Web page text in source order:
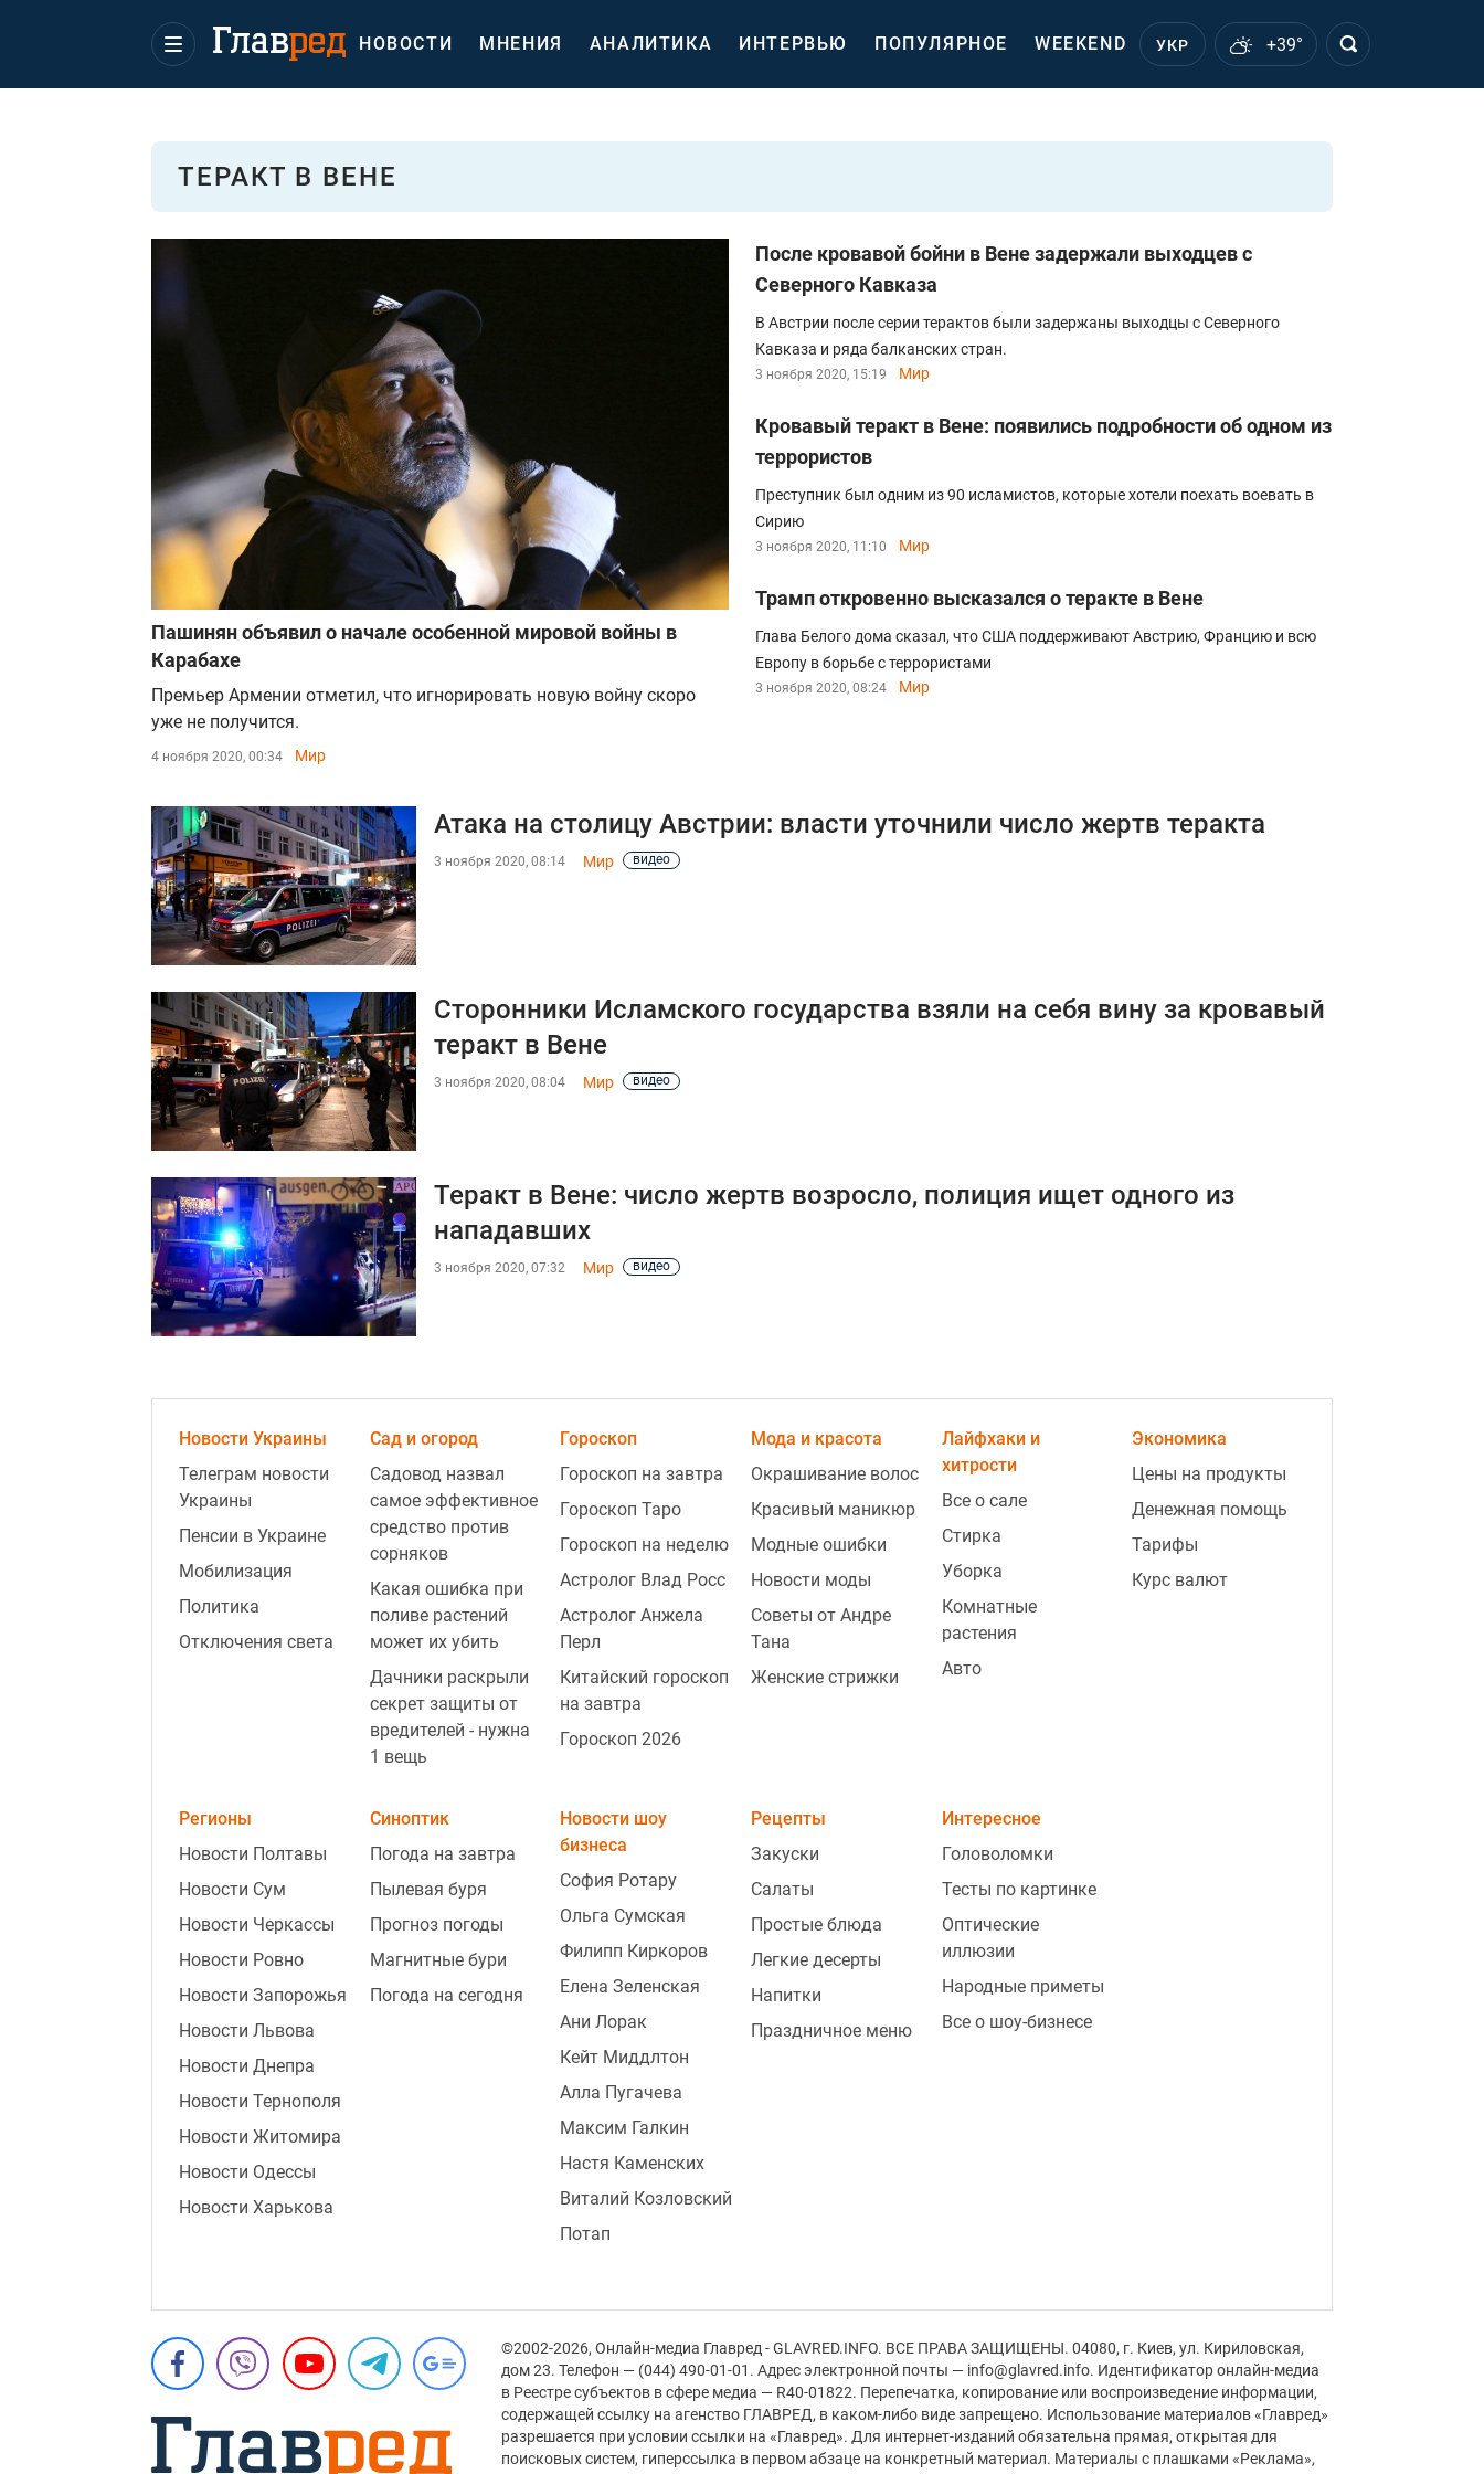
НОВОСТИ МНЕНИЯ АНАЛИТИКА ИНТЕРВЬЮ ПОПУЛЯРНОЕ WEEKEND УКР +39°
ТЕРАКТ В ВЕНЕ
Пашинян объявил о начале особенной мировой войны в
Карабахе
Премьер Армении отметил, что игнорировать новую войну скоро
уже не получится.
4 ноября 2020, 00:34 Мир
После кровавой бойни в Вене задержали выходцев с
Северного Кавказа
В Австрии после серии терактов были задержаны выходцы с Северного
Кавказа и ряда балканских стран.
3 ноября 2020, 15:19 Мир
Кровавый теракт в Вене: появились подробности об одном из
террористов
Преступник был одним из 90 исламистов, которые хотели поехать воевать в
Сирию
3 ноября 2020, 11:10 Мир
Трамп откровенно высказался о теракте в Вене
Глава Белого дома сказал, что США поддерживают Австрию, Францию и всю
Европу в борьбе с террористами
3 ноября 2020, 08:24 Мир
Атака на столицу Австрии: власти уточнили число жертв теракта
3 ноября 2020, 08:14 Мир видео
Сторонники Исламского государства взяли на себя вину за кровавый
теракт в Вене
3 ноября 2020, 08:04 Мир видео
Теракт в Вене: число жертв возросло, полиция ищет одного из
нападавших
3 ноября 2020, 07:32 Мир видео
Новости Украины
Телеграм новости
Украины
Пенсии в Украине
Мобилизация
Политика
Отключения света
Сад и огород
Садовод назвал
самое эффективное
средство против
сорняков
Какая ошибка при
поливе растений
может их убить
Дачники раскрыли
секрет защиты от
вредителей - нужна
1 вещь
Гороскоп
Гороскоп на завтра
Гороскоп Таро
Гороскоп на неделю
Астролог Влад Росс
Астролог Анжела
Перл
Китайский гороскоп
на завтра
Гороскоп 2026
Мода и красота
Окрашивание волос
Красивый маникюр
Модные ошибки
Новости моды
Советы от Андре
Тана
Женские стрижки
Лайфхаки и
хитрости
Все о сале
Стирка
Уборка
Комнатные
растения
Авто
Экономика
Цены на продукты
Денежная помощь
Тарифы
Курс валют
Регионы
Новости Полтавы
Новости Сум
Новости Черкассы
Новости Ровно
Новости Запорожья
Новости Львова
Новости Днепра
Новости Тернополя
Новости Житомира
Новости Одессы
Новости Харькова
Синоптик
Погода на завтра
Пылевая буря
Прогноз погоды
Магнитные бури
Погода на сегодня
Новости шоу
бизнеса
София Ротару
Ольга Сумская
Филипп Киркоров
Елена Зеленская
Ани Лорак
Кейт Миддлтон
Алла Пугачева
Максим Галкин
Настя Каменских
Виталий Козловский
Потап
Рецепты
Закуски
Салаты
Простые блюда
Легкие десерты
Напитки
Праздничное меню
Интересное
Головоломки
Тесты по картинке
Оптические
иллюзии
Народные приметы
Все о шоу-бизнесе
©2002-2026, Онлайн-медиа Главред - GLAVRED.INFO. ВСЕ ПРАВА ЗАЩИЩЕНЫ. 04080, г. Киев, ул. Кириловская,
дом 23. Телефон — (044) 490-01-01. Адрес электронной почты — info@glavred.info. Идентификатор онлайн-медиа
в Реестре cубъектов в сфере медиа — R40-01822. Перепечатка, копирование или воспроизведение информации,
содержащей ссылку на агенство ГЛАВРЕД, в каком-либо виде запрещено. Использование материалов «Главред»
разрешается при условии ссылки на «Главред». Для интернет-изданий обязательна прямая, открытая для
поисковых систем, гиперссылка в первом абзаце на конкретный материал. Материалы с плашками «Реклама»,